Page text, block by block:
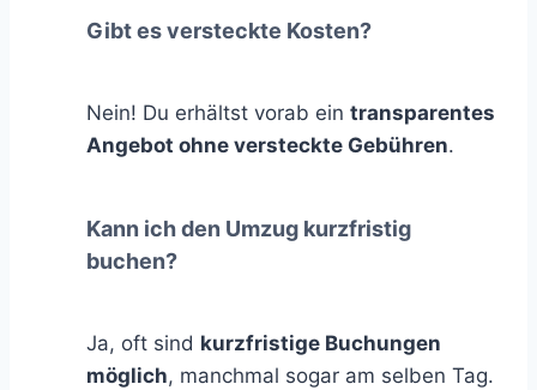
Gibt es versteckte Kosten?
Nein! Du erhältst vorab ein transparentes
Angebot ohne versteckte Gebühren.
Kann ich den Umzug kurzfristig
buchen?
Ja, oft sind kurzfristige Buchungen
möglich, manchmal sogar am selben Tag.